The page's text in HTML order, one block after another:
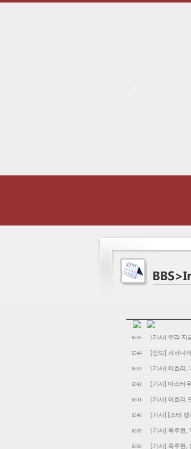
6345 [기사] 우리 지
6344 [정보] 피파니
6343 [기사] 이효리,
6342 [기사] 마스타
6341 [기사] 이효리
6340 [기사] [스타
6339 [기사] 옥주현,
6338 [기사] 옥주현,